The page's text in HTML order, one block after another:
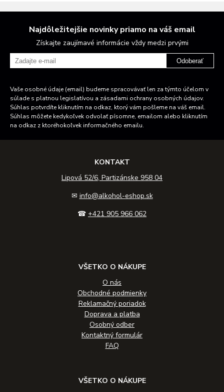
Najdôležitejšie novinky priamo na váš email
Získajte zaujímavé informácie vždy medzi prvými
Odoberať
Vaše osobné údaje (email) budeme spracovávať len za týmto účelom v
súlade s platnou legislatívou a zásadami ochrany osobných údajov.
Súhlas potvrdíte kliknutím na odkaz, ktorý vám pošleme na váš email.
Súhlas môžete kedykoľvek odvolať písomne, emailom alebo kliknutím
na odkaz z ktoréhokoľvek informačného emailu.
KONTAKT
Lipová 52/6, Partizánske 958 04
✉ info@alkohol-eshop.sk
☎ +421 905 966 062
VŠETKO O NÁKUPE
O nás
Obchodné podmienky
Reklamačný poriadok
Doprava a platba
Osobný odber
Kontaktný formulár
FAQ
VŠETKO O NÁKUPE